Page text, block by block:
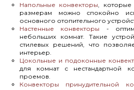
Напольные конвекторы ,
размерам можно спокойно
основного отопительного
Настенные конвекторы -
небольших комнат. Такие
стилевых решений, что
интерьер.
Цокольные и подоконные
для комнат с нестандартной
проемов.
Конвекторы принудительной